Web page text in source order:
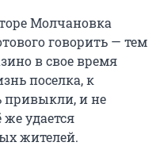
Молчановка
говорить — тем
в свое время
поселка, к
привыкли, и не
удается
жителей.